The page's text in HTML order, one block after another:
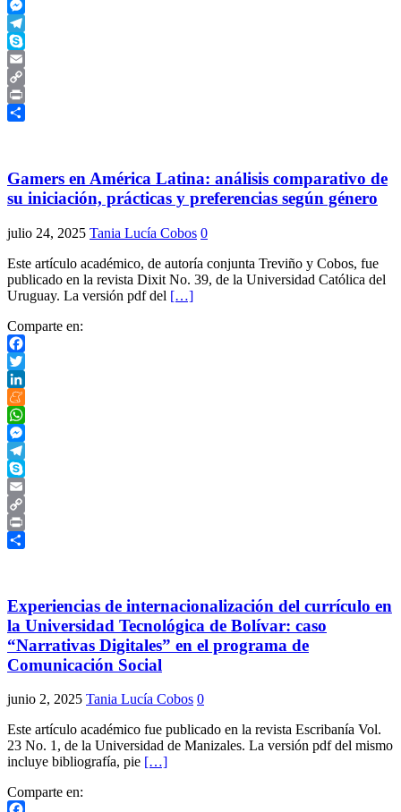
WhatsApp
Messenger
Telegram
Skype
Email
Copy
Link
Print
Gamers en América Latina: análisis comparativo de
su iniciación, prácticas y preferencias según género
julio 24, 2025 Tania Lucía Cobos 0
Este artículo académico, de autoría conjunta Treviño y Cobos, fue
publicado en la revista Dixit No. 39, de la Universidad Católica del
Uruguay. La versión pdf del […]
Comparte en:
Facebook
Twitter
LinkedIn
Meneame
WhatsApp
Messenger
Telegram
Skype
Email
Copy
Link
Print
Experiencias de internacionalización del currículo en
la Universidad Tecnológica de Bolívar: caso
“Narrativas Digitales” en el programa de
Comunicación Social
junio 2, 2025 Tania Lucía Cobos 0
Este artículo académico fue publicado en la revista Escribanía Vol.
23 No. 1, de la Universidad de Manizales. La versión pdf del mismo
incluye bibliografía, pie […]
Comparte en: